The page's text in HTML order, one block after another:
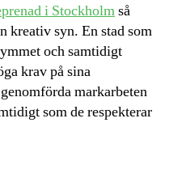
i Stockholmså
kreativ syn. En stad som
och samtidigt
krav på sina
markarbeten
som de respekterar